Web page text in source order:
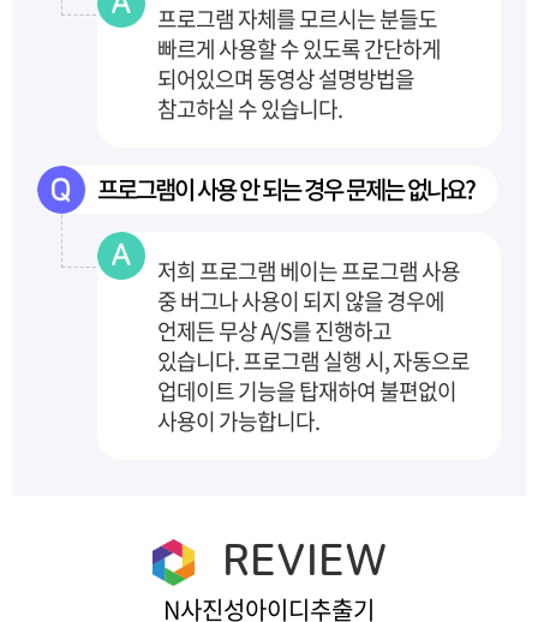
프로그램 자체를 모르시는 분들도
빠르게 사용할 수 있도록간단하게
되어있으며 동영상 설명방법을
참고하실 수 있습니다.
프로그램이 사용 안 되는 경우 문제는 없나요?
저희 프로그램 베이는 프로그램 사용
중 버그나 사용이 되지 않을 경우에
언제든 무상 A/S를 진행하고
있습니다. 프로그램 실행 시, 자동으로
업데이트기능을 탑재하여 불편없이
사용이 가능합니다.
REVIEW
N사진성아이디추출기